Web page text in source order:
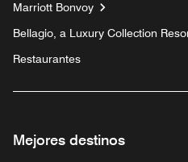
Marriott Bonvoy
Bellagio, a Luxury Collection
Restaurantes
Mejores destinos